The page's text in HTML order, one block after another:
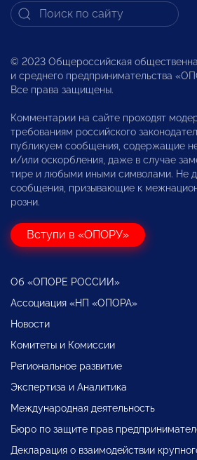
© 2023 Общероссийская
и среднего предпринимательства
Все права защищены.
Комментарии на сайте проходят
требованиям российского
публикуем сообщения, содержащие
и/или оскорбления, даже в случае
тире и любыми иными символами. Не
сообщения, призывающие к
розни.
Вступи в «ОПОРУ»
Об «ОПОРЕ РОССИИ»
Ассоциация «НП «ОПОРА»
Новости
Комитеты и Комиссии
Региональное развитие
Экспертиза и Аналитика
Международная деятельность
Бюро по защите прав
Декларация о взаимодействии